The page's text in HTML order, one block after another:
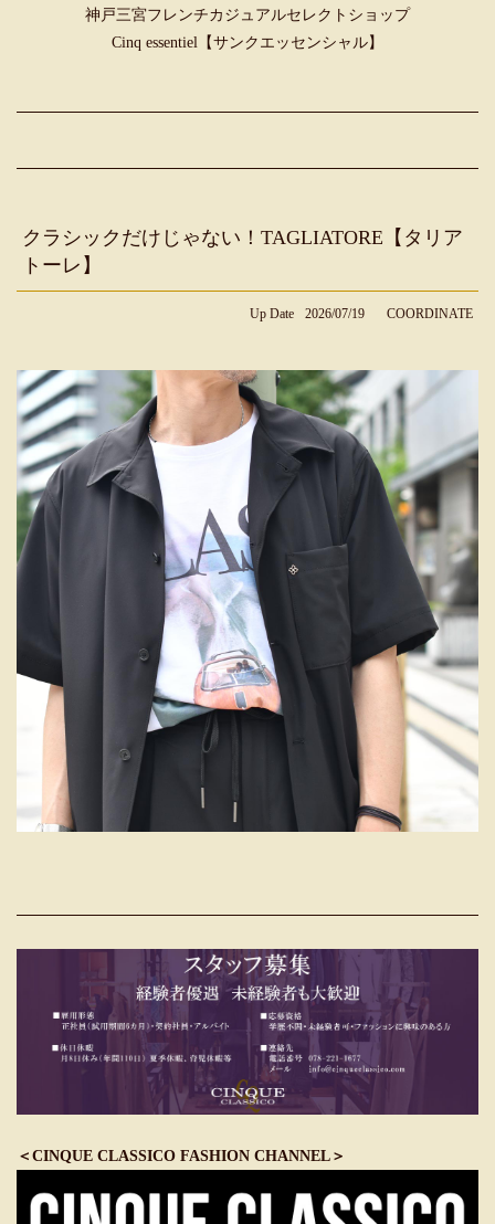
神戸三宮フレンチカジュアルセレクトショップ
Cinq essentiel【サンクエッセンシャル】
クラシックだけじゃない！TAGLIATORE【タリア
トーレ】
Up Date 2026/07/19 COORDINATE
＜CINQUE CLASSICO FASHION CHANNEL＞